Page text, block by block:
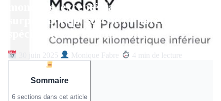
mondiale, excepté dans un pays
surprenant qui suscite l’intérêt des
spécialistes de l’automobile
30 juin 2025 Monique Fabre 4 min de lecture
Sommaire
6 sections dans cet article